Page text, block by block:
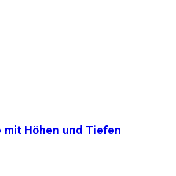
mit Höhen und Tiefen